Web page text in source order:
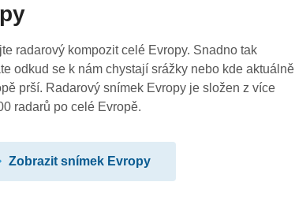
19:00
18:50
18:40
radarový kompozit celé Evropy. Snadno tak
odkud se k nám chystají srážky nebo kde aktuálně
prší. Radarový snímek Evropy je složen z více
radarů po celé Evropě.
Zobrazit snímek Evropy